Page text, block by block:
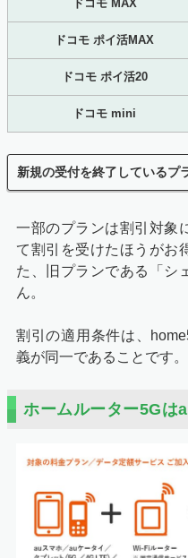
ドコモ MAX
ドコモ ポイ活MAX
ドコモ ポイ活20
ドコモ mini
新規の受付を終了しているプ
一部のプランは割引対象
て割引を受けたほうがお
た、旧プランである「シ
ん。
割引の適用条件は、
義が同一であることです。
ホームルーター5Gは